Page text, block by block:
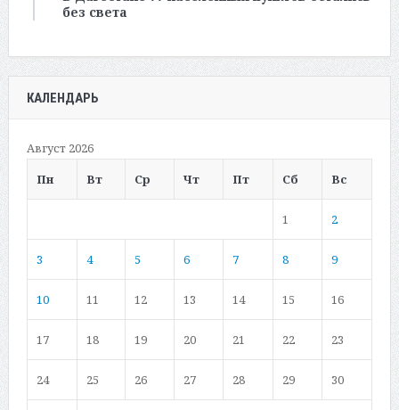
без света
КАЛЕНДАРЬ
Август 2026
Пн
Вт Ср Чт Пт Сб Вс
1 2
3 4 5 6 7 8 9
10 11 12 13 14 15 16
17 18 19 20 21 22 23
24 25 26 27 28 29 30